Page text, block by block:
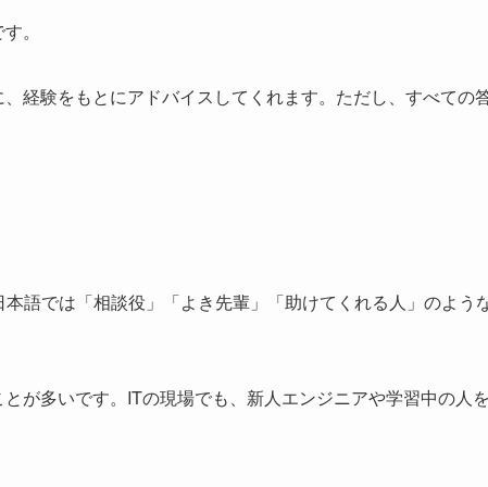
。
経験をもとにアドバイスしてくれます。ただし、すべての
語では「相談役」「よき先輩」「助けてくれる人」のよう
が多いです。ITの現場でも、新人エンジニアや学習中の人